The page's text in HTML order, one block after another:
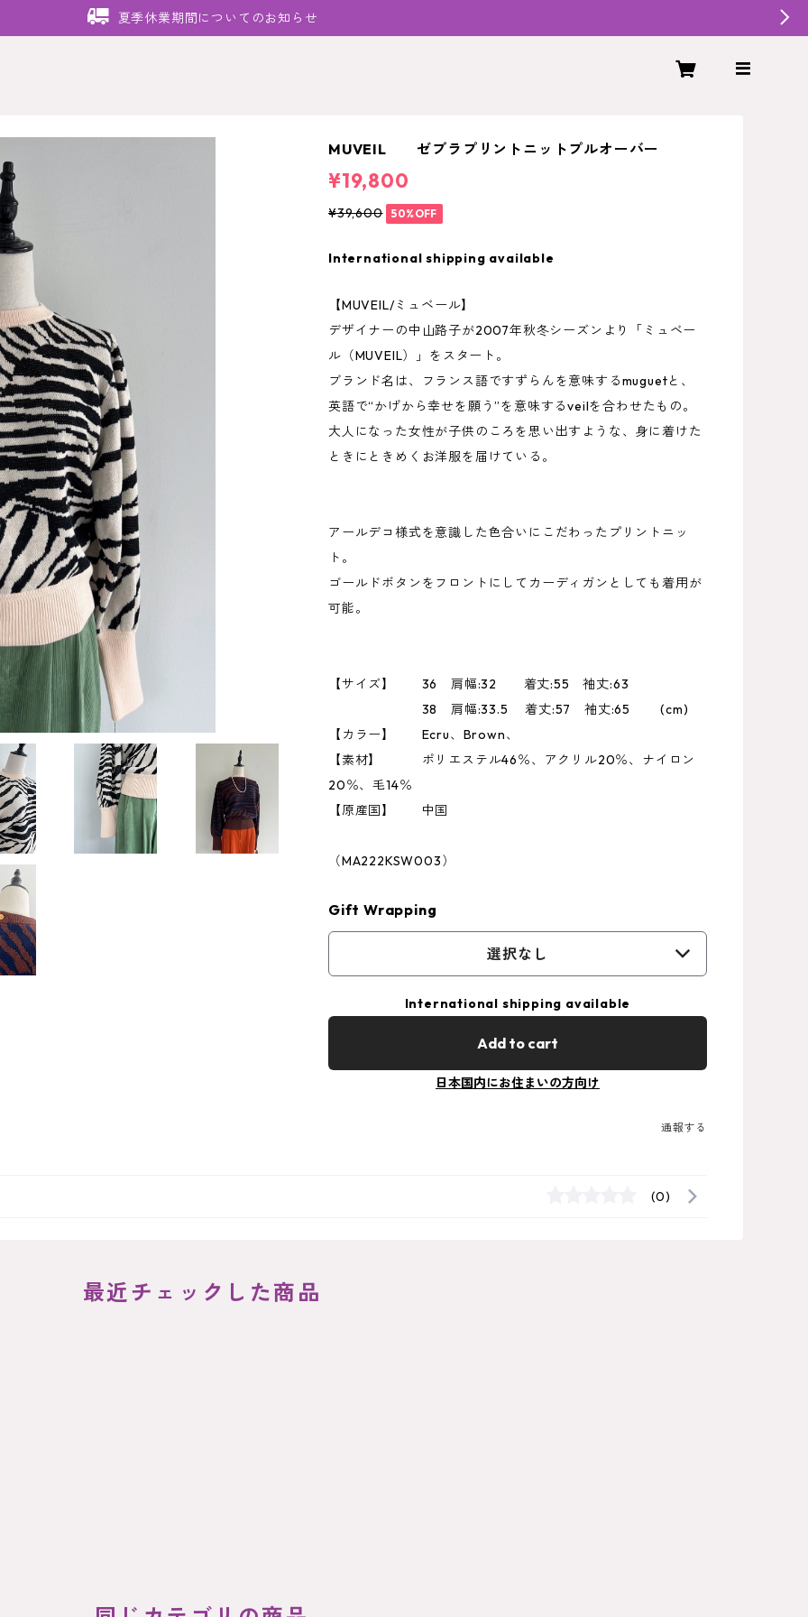
夏季休業期間についてのお知らせ
MUVEIL ゼブラプリントニットプルオーバー
¥19,800
¥39,600 50%OFF
International shipping available
【MUVEIL/ミュベール】
デザイナーの中山路子が2007年秋冬シーズンより「ミュベー
ル（MUVEIL）」をスタート。
ブランド名は、フランス語ですずらんを意味するmuguetと、
英語で“かげから幸せを願う”を意味するveilを合わせたもの。
大人になった女性が子供のころを思い出すような、身に着けた
ときにときめくお洋服を届けている。
アールデコ様式を意識した色合いにこだわったプリントニッ
ト。
ゴールドボタンをフロントにしてカーディガンとしても着用が
可能。
【サイズ】 36 肩幅:32 着丈:55 袖丈:63
38 肩幅:33.5 着丈:57 袖丈:65 (cm)
【カラー】 Ecru、Brown、
【素材】 ポリエステル46％、アクリル20％、ナイロン
20％、毛14％
【原産国】 中国
（MA222KSW003）
Gift Wrapping
選択なし
International shipping available
Add to cart
日本国内にお住まいの方向け
通報する
(0)
最近チェックした商品